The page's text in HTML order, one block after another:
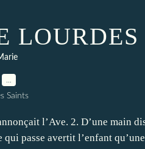
LOURDES
Saints
l’Ave. 2. D’une main
passe avertit l’enfant